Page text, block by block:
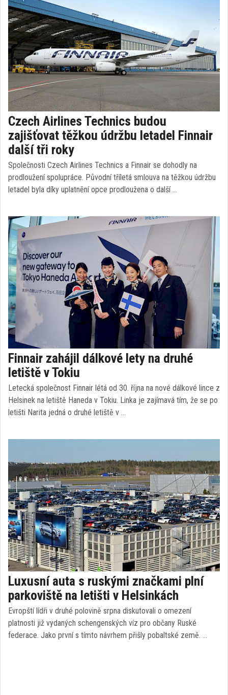
Czech Airlines Technics budou
zajišťovat těžkou údržbu letadel Finnair
další tři roky
Společnosti Czech Airlines Technics a Finnair se dohodly na
prodloužení spolupráce. Původní tříletá smlouva na těžkou údržbu
letadel byla díky uplatnění opce prodloužena o další …
Finnair zahájil dálkové lety na druhé
letiště v Tokiu
Letecká společnost Finnair létá od 30. října na nové dálkové lince z
Helsinek na letiště Haneda v Tokiu. Linka je zajímavá tím, že se po
letišti Narita jedná o druhé letiště v …
Luxusní auta s ruskými značkami plní
parkoviště na letišti v Helsinkách
Evropští lídři v druhé polovině srpna diskutovali o omezení
platnosti již vydaných schengenských víz pro občany Ruské
federace. Jako první s tímto návrhem přišly pobaltské země. …